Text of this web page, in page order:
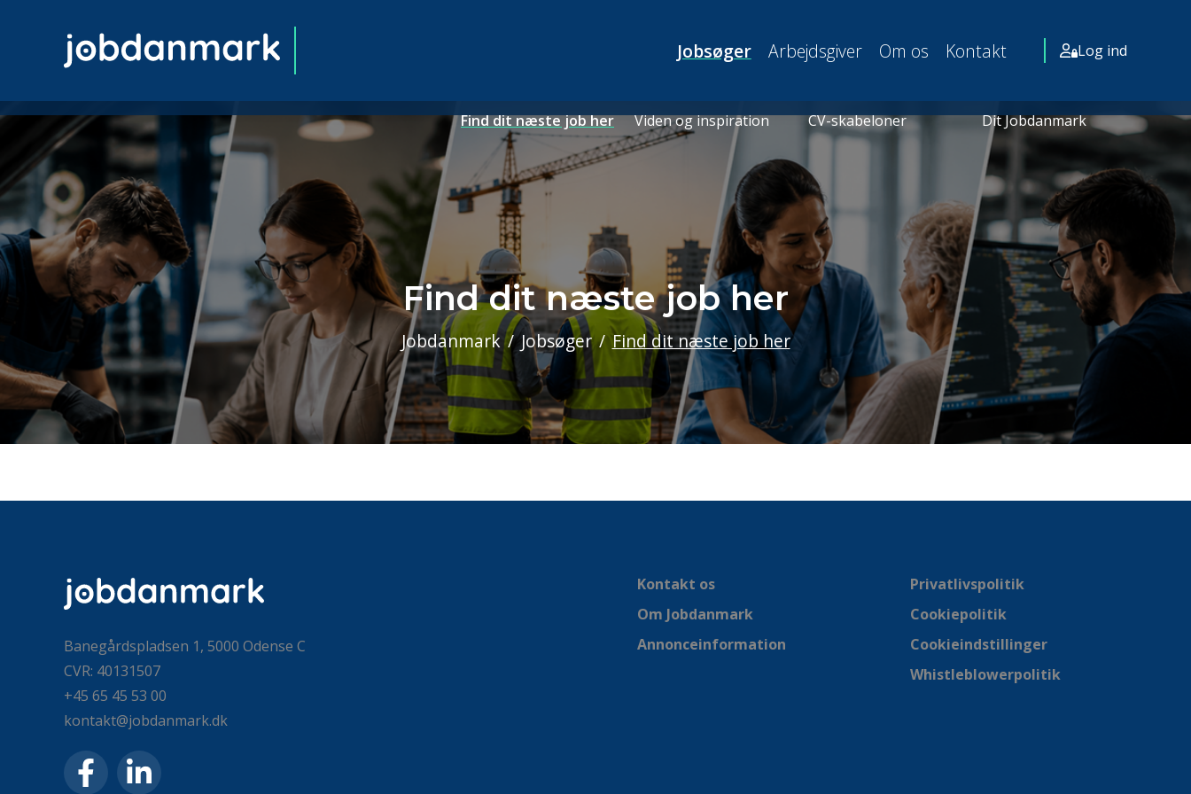
Jobsøger
Find dit næste job her Viden og inspiration CV-skabeloner Dit Jobdanmark
Arbejdsgiver Om os Kontakt Log ind
Find dit næste job her
Jobdanmark Jobsøger Find dit næste job her
Banegårdspladsen 1, 5000 Odense C
CVR: 40131507
+45 65 45 53 00
kontakt@jobdanmark.dk
Kontakt os
Om Jobdanmark
Annonceinformation
Privatlivspolitik
Cookiepolitik
Cookieindstillinger
Whistleblowerpolitik